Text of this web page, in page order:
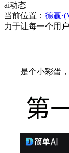
ai动态
当前位置： 德赢
力于让每一个用
是个小彩蛋，